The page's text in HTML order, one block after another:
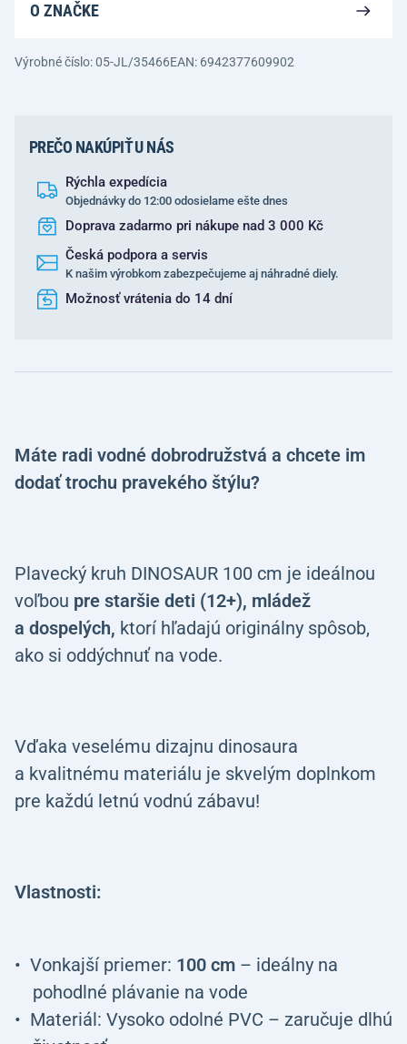
O ZNAČKE
Výrobné číslo: 05-JL/35466EAN: 6942377609902
PREČO NAKÚPIŤ U NÁS
Rýchla expedícia
Objednávky do 12:00 odosielame ešte dnes
Doprava zadarmo pri nákupe nad 3 000 Kč
Česká podpora a servis
K našim výrobkom zabezpečujeme aj náhradné diely.
Možnosť vrátenia do 14 dní
Máte radi vodné dobrodružstvá a chcete im
dodať trochu pravekého štýlu?
Plavecký kruh DINOSAUR 100 cm je ideálnou
voľbou pre staršie deti (12+), mládež
a dospelých, ktorí hľadajú originálny spôsob,
ako si oddýchnuť na vode.
Vďaka veselému dizajnu dinosaura
a kvalitnému materiálu je skvelým doplnkom
pre každú letnú vodnú zábavu!
Vlastnosti:
Vonkajší priemer: 100 cm – ideálny na
pohodlné plávanie na vode
Materiál: Vysoko odolné PVC – zaručuje dlhú